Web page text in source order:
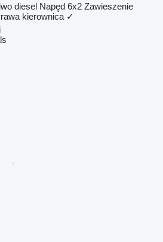
diesel Napęd 6x2 Zawieszenie
kierownica ✓